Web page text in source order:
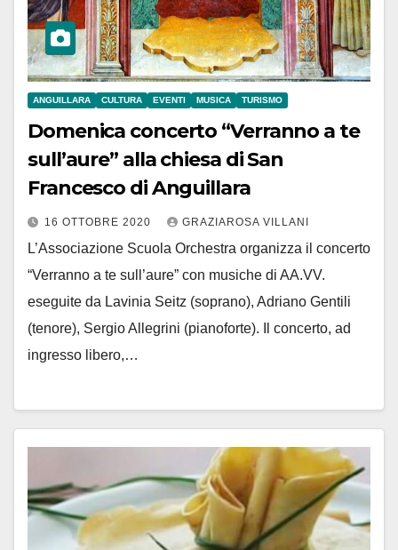
ANGUILLARA CULTURA EVENTI MUSICA TURISMO
Domenica concerto “Verranno a te
sull’aure” alla chiesa di San
Francesco di Anguillara
16 OTTOBRE 2020 GRAZIAROSA VILLANI
L’Associazione Scuola Orchestra organizza il concerto
“Verranno a te sull’aure” con musiche di AA.VV.
eseguite da Lavinia Seitz (soprano), Adriano Gentili
(tenore), Sergio Allegrini (pianoforte). Il concerto, ad
ingresso libero,…